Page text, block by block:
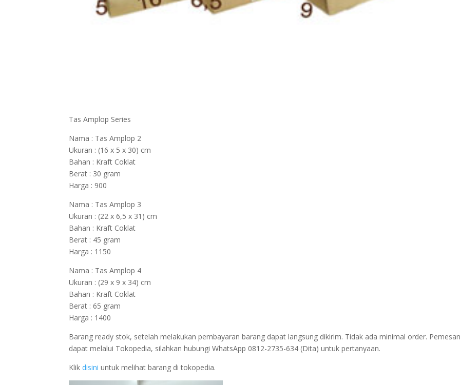
Tas Amplop Series
Nama : Tas Amplop 2
Ukuran : (16 x 5 x 30) cm
Bahan : Kraft Coklat
Berat : 30 gram
Harga : 900
Nama : Tas Amplop 3
Ukuran : (22 x 6,5 x 31) cm
Bahan : Kraft Coklat
Berat : 45 gram
Harga : 1150
Nama : Tas Amplop 4
Ukuran : (29 x 9 x 34) cm
Bahan : Kraft Coklat
Berat : 65 gram
Harga : 1400
Barang ready stok, setelah melakukan pembayaran barang dapat langsung dikirim. Tidak ada minimal order.
dapat melalui Tokopedia, silahkan hubungi WhatsApp 0812-2735-634 (Dita) untuk pertanyaan.
Klikdisini untuk melihat barang di tokopedia.